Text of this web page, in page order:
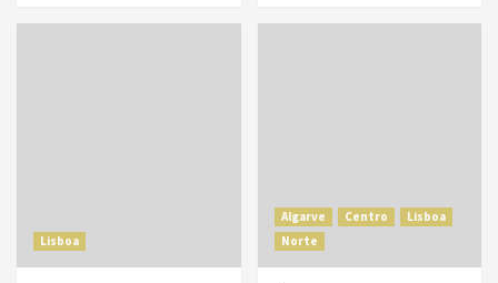
Lisboa
Algarve Centro
Lisboa
Norte